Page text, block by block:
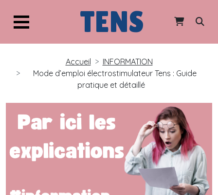
TENS
Accueil
INFORMATION
Mode d’emploi électrostimulateur Tens : Guide
pratique et détaillé